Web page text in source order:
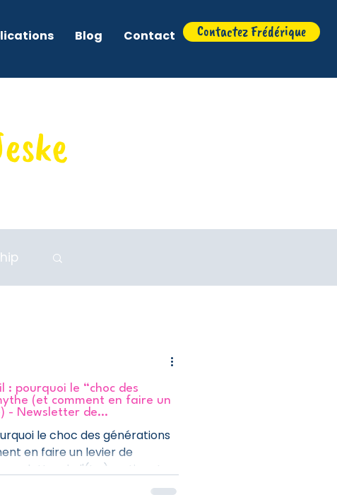
Blog Contact Contactez Frédérique
pourquoi le “choc des
(et comment en faire un
- Newsletter de
le choc des générations
en faire un levier de
de l'(Im)pertinente,
changent le monde du